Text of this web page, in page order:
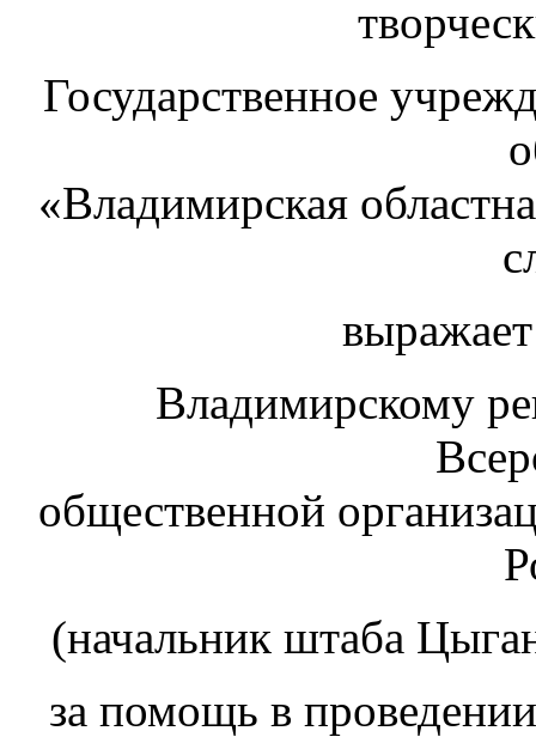
Государственное
«Владимирская
Владимирскому
общественной
(начальник штаба
за помощь в